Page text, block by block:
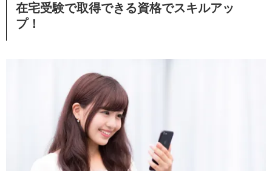
在宅受験で取得できる資格でスキルアッ
プ！